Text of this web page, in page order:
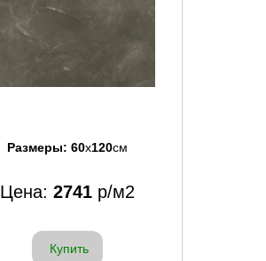
Размеры: 60x120см
Цена: 2741 р/м2
Купить